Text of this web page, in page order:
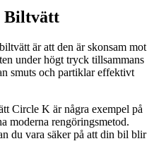
Biltvätt
är att den är skonsam mot
under högt tryck tillsammans
smuts och partiklar effektivt
Circle K är några exempel på
moderna rengöringsmetod.
du vara säker på att din bil blir